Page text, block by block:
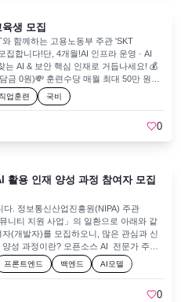
후 공지 ■ 시상 규모· 총 상금 1,800만
내용은? “한국철강협회 홈페이지”에서
생 모집
함께하는 고용노동부 주관 'SKT
집합니다!단, 4개월!AI 인프라 운영 · AI
는 AI & 보안 핵심 인재로 거듭나세요! 💰
금 0원)💸 훈련수당 매월 최대 50만 원
실무 프로젝트 경험 가능!🎖️ SKT 공식
거 국비 수강이력이 있더라도 수강가
화) 📌교육내용· AX의 이해와 AI Agent
인프라의 이해와 운영 실무· AI 자동화
인근)(대구 , 부산도 동시 개강)📌지원자
만15세 이상 ~ 34세 이하 미취업 청년(군
학, 대학원 재학 중인 자 지원 불가 (단,
육 기간 중 온전히 교육 참여가 가능한
방법📞 전화신청 : 042-369-5812💻 홈페
2025/landing/k-newdeal.asp 많은 신청
직업훈련 국비
0
활용 인재 양성 과정 참여자 모집
. 정보통신산업진흥원(NIPA) 주관
니티 지원 사업」의 일환으로 아래와 같
(개발자)를 모집하오니, 많은 관심과 신
성 과정이란? 오픈소스 AI 전문가 주도
AI Agent 등 최신 오픈소스 AI 기술 활
용하는 것을 목표로 하는 과정입니다!🚀
서 포함 / 경력이 있는 휴직 중인 개발자
프론트엔드 백엔드 AI모델
0